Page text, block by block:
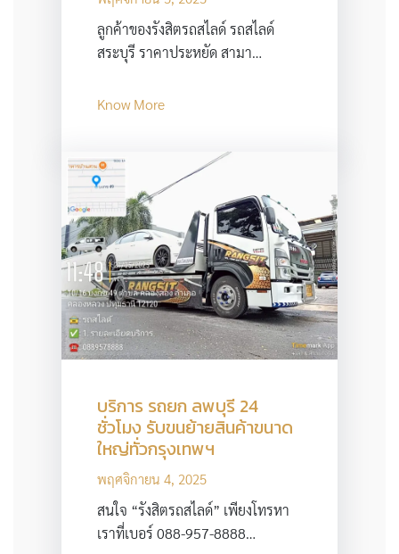
ลูกค้าของรังสิตรถสไลด์ รถสไลด์
สระบุรี ราคาประหยัด สามา…
Know More
บริการ รถยก ลพบุรี 24
ชั่วโมง รับขนย้ายสินค้าขนาด
ใหญ่ทั่วกรุงเทพฯ
พฤศจิกายน 4, 2025
สนใจ “รังสิตรถสไลด์” เพียงโทรหา
เราที่เบอร์ 088-957-8888…